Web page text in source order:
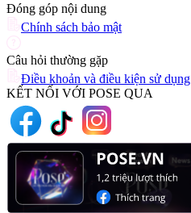
Đóng góp nội dung
Chính sách bảo mật
Câu hỏi thường gặp
Điều khoản và điều kiện sử dụng
KẾT NỐI VỚI POSE QUA